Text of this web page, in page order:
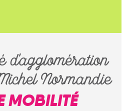
d'agglomération
Normandie
MOBILITÉ